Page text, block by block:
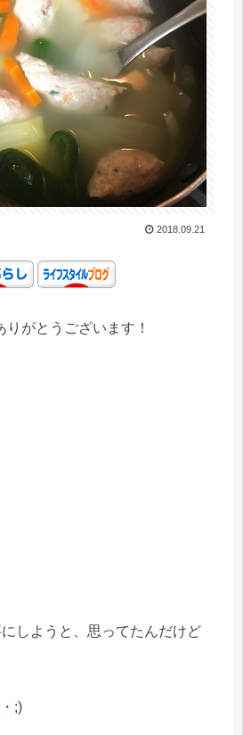
2018.09.21
がとうございます！
しようと、思ってたんだけど
;)